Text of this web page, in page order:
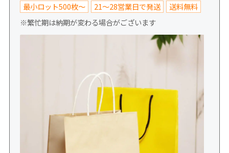
最小ロット500枚～ 21～28営業日で発送
送料無料
※繁忙期は納期が変わる場合がございます